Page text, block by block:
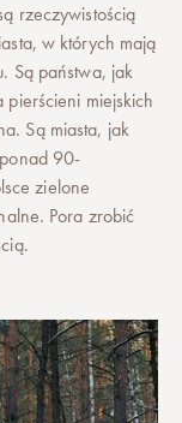
rzeczywistością
w których mają
Są państwa, jak
pierścieni miejskich
Są miasta, jak
90-
zielone
Pora zrobić